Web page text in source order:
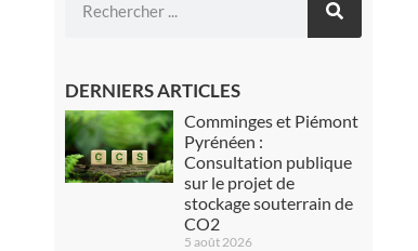
DERNIERS ARTICLES
Comminges et Piémont
Pyrénéen :
Consultation publique
sur le projet de
stockage souterrain de
CO2
5 août 2026